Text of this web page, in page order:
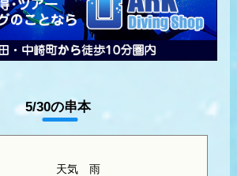
5/30の串本
天気雨